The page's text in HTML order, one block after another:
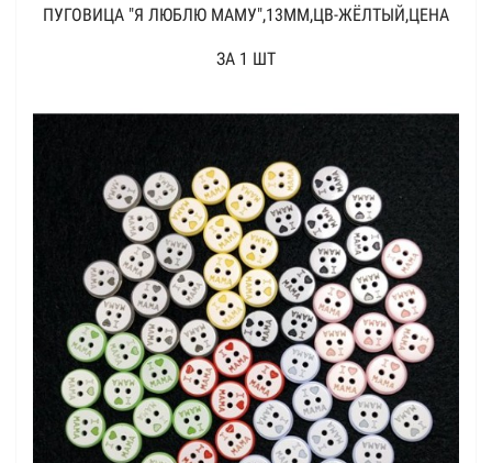
ПУГОВИЦА "Я ЛЮБЛЮ МАМУ",13ММ,ЦВ-ЖЁЛТЫЙ,ЦЕНА
ЗА 1 ШТ